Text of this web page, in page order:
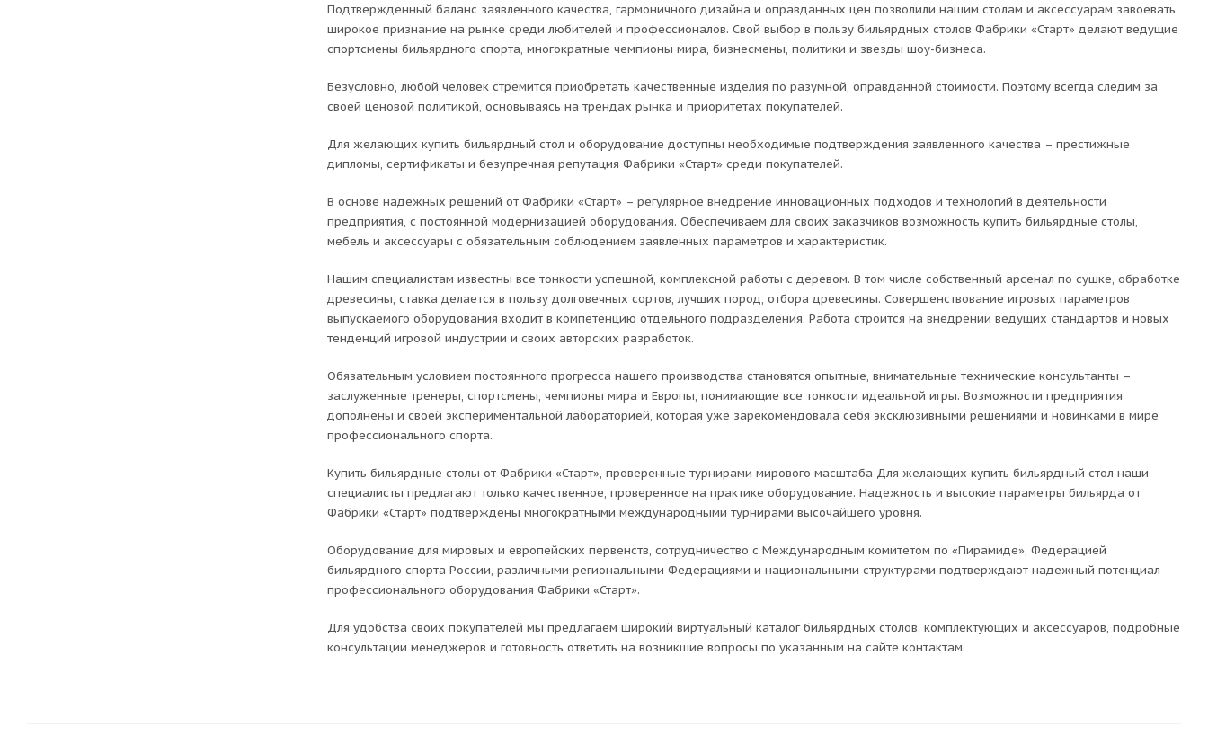
Подтвержденный баланс заявленного качества, гармоничного дизайна и оправданных цен позволили нашим столам и аксессуарам завоевать
широкое признание на рынке среди любителей и профессионалов. Свой выбор в пользу бильярдных столов Фабрики «Старт» делают ведущие
спортсмены бильярдного спорта, многократные чемпионы мира, бизнесмены, политики и звезды шоу-бизнеса.
Безусловно, любой человек стремится приобретать качественные изделия по разумной, оправданной стоимости. Поэтому всегда следим за
своей ценовой политикой, основываясь на трендах рынка и приоритетах покупателей.
Для желающих купить бильярдный стол и оборудование доступны необходимые подтверждения заявленного качества – престижные
дипломы, сертификаты и безупречная репутация Фабрики «Старт» среди покупателей.
В основе надежных решений от Фабрики «Старт» – регулярное внедрение инновационных подходов и технологий в деятельности
предприятия, с постоянной модернизацией оборудования. Обеспечиваем для своих заказчиков возможность купить бильярдные столы,
мебель и аксессуары с обязательным соблюдением заявленных параметров и характеристик.
Нашим специалистам известны все тонкости успешной, комплексной работы с деревом. В том числе собственный арсенал по сушке, обработке
древесины, ставка делается в пользу долговечных сортов, лучших пород, отбора древесины. Совершенствование игровых параметров
выпускаемого оборудования входит в компетенцию отдельного подразделения. Работа строится на внедрении ведущих стандартов и новых
тенденций игровой индустрии и своих авторских разработок.
Обязательным условием постоянного прогресса нашего производства становятся опытные, внимательные технические консультанты –
заслуженные тренеры, спортсмены, чемпионы мира и Европы, понимающие все тонкости идеальной игры. Возможности предприятия
дополнены и своей экспериментальной лабораторией, которая уже зарекомендовала себя эксклюзивными решениями и новинками в мире
профессионального спорта.
Купить бильярдные столы от Фабрики «Старт», проверенные турнирами мирового масштаба Для желающих купить бильярдный стол наши
специалисты предлагают только качественное, проверенное на практике оборудование. Надежность и высокие параметры бильярда от
Фабрики «Старт» подтверждены многократными международными турнирами высочайшего уровня.
Оборудование для мировых и европейских первенств, сотрудничество с Международным комитетом по «Пирамиде», Федерацией
бильярдного спорта России, различными региональными Федерациями и национальными структурами подтверждают надежный потенциал
профессионального оборудования Фабрики «Старт».
Для удобства своих покупателей мы предлагаем широкий виртуальный каталог бильярдных столов, комплектующих и аксессуаров, подробные
консультации менеджеров и готовность ответить на возникшие вопросы по указанным на сайте контактам.